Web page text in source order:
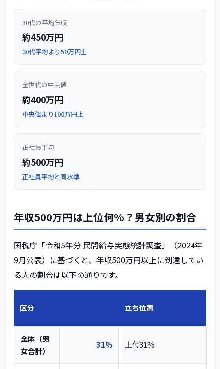
30代の平均年収
約450万円
30代平均より50万円上
全世代の中央値
約400万円
中央値より100万円上
正社員平均
約500万円
正社員平均と同水準
年収500万円は上位何%？男女別の割合
国税庁「令和5年分 民間給与実態統計調査」（2024年
9月公表）に基づくと、年収500万円以上に到達してい
る人の割合は以下の通りです。
区分 立ち位置
全体（男
女合計）
31% 上位31%